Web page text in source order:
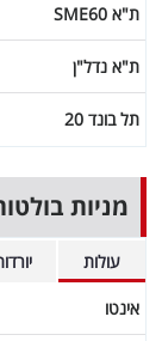
ת"א SME60
ת"א נדל"ן
תל בונד 20
מניות
עולות
אינטו